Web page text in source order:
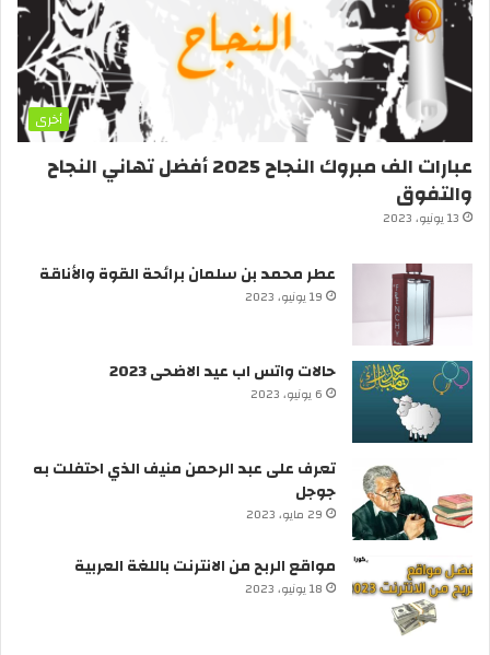
أخرى
عبارات الف مبروك النجاح 2025 أفضل تهاني النجاح
والتفوق
13 يونيو، 2023
عطر محمد بن سلمان برائحة القوة والأناقة
19 يونيو، 2023
حالات واتس اب عيد الاضحى 2023
6 يونيو، 2023
تعرف على عبد الرحمن منيف الذي احتفلت به
جوجل
29 مايو، 2023
مواقع الربح من الانترنت باللغة العربية
18 يونيو، 2023